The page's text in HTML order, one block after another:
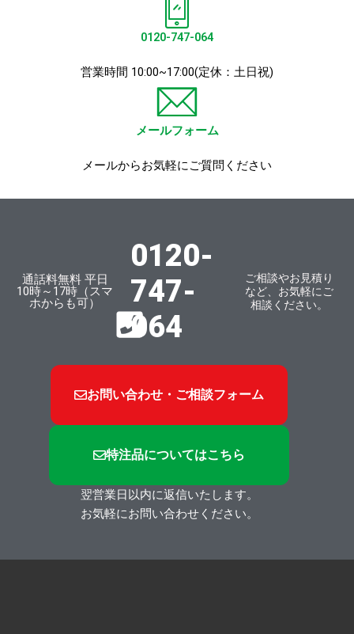
0120-747-064
営業時間 10:00~17:00(定休：土日祝)
メールフォーム
メールからお気軽にご質問ください
ご相談やお見積り
など、お気軽にご
相談ください。
0120-
747-
064
通話料無料 平日
10時～17時（スマ
ホからも可）
お問い合わせ・ご相談フォーム
特注品についてはこちら
翌営業日以内に返信いたします。
お気軽にお問い合わせください。